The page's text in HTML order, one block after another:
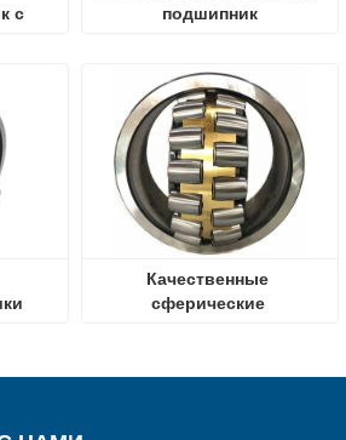
с
подшипник
Качественные
сферические